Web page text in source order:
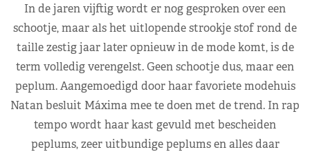
In de jaren vijftig wordt er nog gesproken over een
schootje, maar als het uitlopende strookje stof rond de
taille zestig jaar later opnieuw in de mode komt, is de
term volledig verengelst. Geen schootje dus, maar een
peplum. Aangemoedigd door haar favoriete modehuis
Natan besluit Máxima mee te doen met de trend. In rap
tempo wordt haar kast gevuld met bescheiden
peplums, zeer uitbundige peplums en alles daar